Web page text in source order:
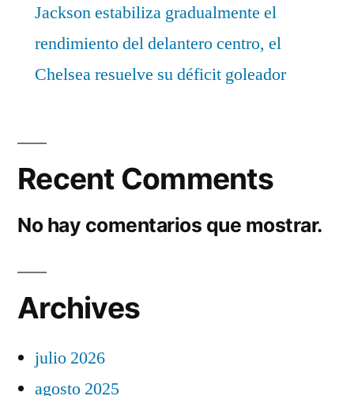
Jackson estabiliza gradualmente el
rendimiento del delantero centro, el
Chelsea resuelve su déficit goleador
Recent Comments
No hay comentarios que mostrar.
Archives
julio 2026
agosto 2025